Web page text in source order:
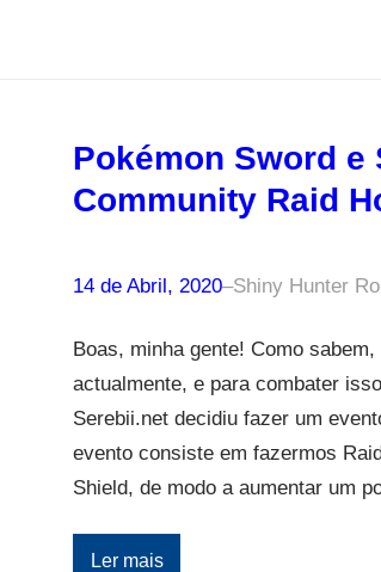
Pokémon Sword
Community Raid
14 de Abril, 2020–Shiny Hunter
Boas, minha gente! Como
actualmente, e para combater
Serebii.net decidiu fazer um
evento consiste em fazermos
Shield, de modo a aumentar um
Ler mais